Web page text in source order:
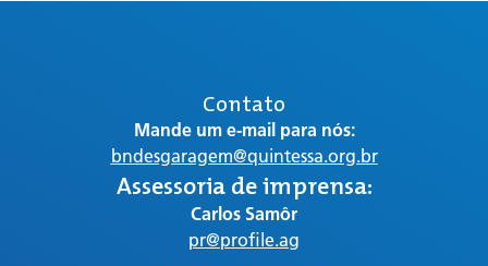
Contato
Mande um e-mail para nós:
bndesgaragem@quintessa.org.br
Assessoria de imprensa:
Carlos Samôr
pr@profile.ag